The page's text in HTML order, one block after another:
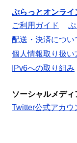
ぷらっとオンライ
ご利用ガイド
配送・決済につい
個人情報取り扱い
IPv6への取り組み
ソーシャルメディ
Twitter公式アカウ